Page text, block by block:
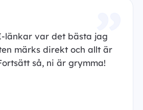
länkar var det bästa jag
märks direkt och allt är
så, ni är grymma!